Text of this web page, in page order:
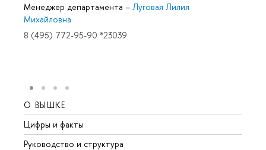
Менеджер департамента – Луговая Лилия
Михайловна
8 (495) 772-95-90 *23039
О ВЫШКЕ
Цифры и факты
Руководство и структура